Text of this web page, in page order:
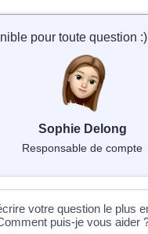
pour toute question :)
Sophie Delong
Responsable de compte